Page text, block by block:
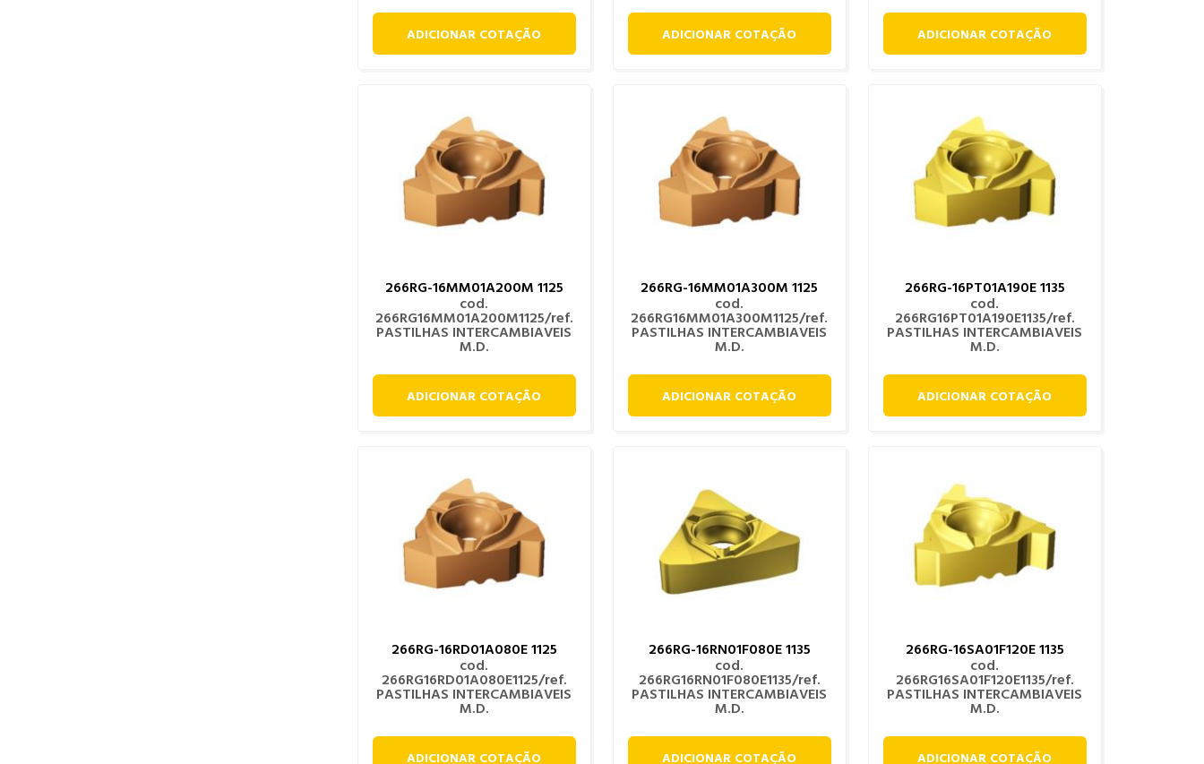
ADICIONAR COTAÇÃO ADICIONAR COTAÇÃO ADICIONAR COTAÇÃO
266RG-16MM01A200M 1125
cod.
266RG16MM01A200M1125/ref.
PASTILHAS INTERCAMBIAVEIS
M.D.
ADICIONAR COTAÇÃO
266RG-16MM01A300M 1125
cod.
266RG16MM01A300M1125/ref.
PASTILHAS INTERCAMBIAVEIS
M.D.
ADICIONAR COTAÇÃO
266RG-16PT01A190E 1135
cod.
266RG16PT01A190E1135/ref.
PASTILHAS INTERCAMBIAVEIS
M.D.
ADICIONAR COTAÇÃO
266RG-16RD01A080E 1125
cod.
266RG16RD01A080E1125/ref.
PASTILHAS INTERCAMBIAVEIS
M.D.
ADICIONAR COTAÇÃO
266RG-16RN01F080E 1135
cod.
266RG16RN01F080E1135/ref.
PASTILHAS INTERCAMBIAVEIS
M.D.
ADICIONAR COTAÇÃO
266RG-16SA01F120E 1135
cod.
266RG16SA01F120E1135/ref.
PASTILHAS INTERCAMBIAVEIS
M.D.
ADICIONAR COTAÇÃO